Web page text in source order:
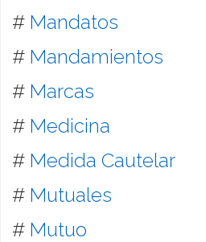
# Mandatos
# Mandamientos
# Marcas
# Medicina
# Medida Cautelar
# Mutuales
# Mutuo